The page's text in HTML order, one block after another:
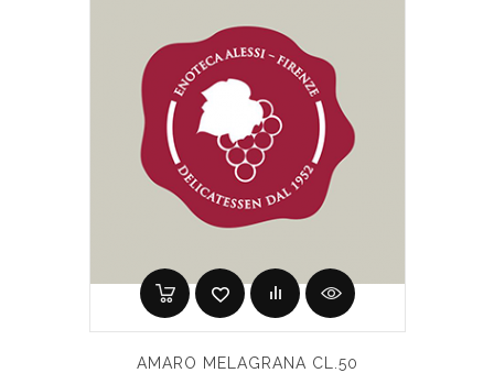
AMARO MELAGRANA CL.50